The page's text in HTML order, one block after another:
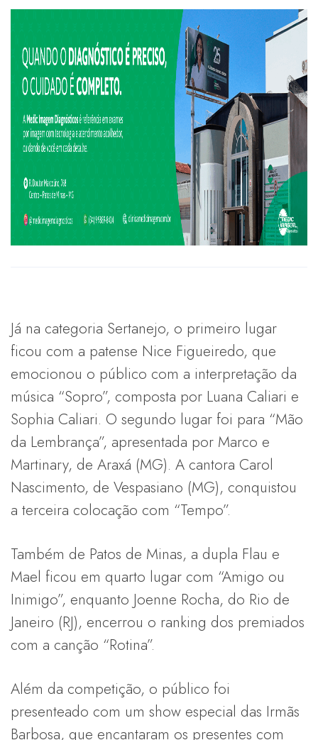
Já na categoria Sertanejo, o primeiro lugar
ficou com a patense Nice Figueiredo, que
emocionou o público com a interpretação da
música “Sopro”, composta por Luana Caliari e
Sophia Caliari. O segundo lugar foi para “Mão
da Lembrança”, apresentada por Marco e
Martinary, de Araxá (MG). A cantora Carol
Nascimento, de Vespasiano (MG), conquistou
a terceira colocação com “Tempo”.
Também de Patos de Minas, a dupla Flau e
Mael ficou em quarto lugar com “Amigo ou
Inimigo”, enquanto Joenne Rocha, do Rio de
Janeiro (RJ), encerrou o ranking dos premiados
com a canção “Rotina”.
Além da competição, o público foi
presenteado com um show especial das Irmãs
Barbosa, que encantaram os presentes com